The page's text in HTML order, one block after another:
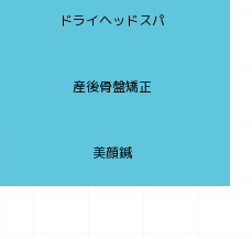
ドライヘッドスパ
産後骨盤矯正
美顔鍼